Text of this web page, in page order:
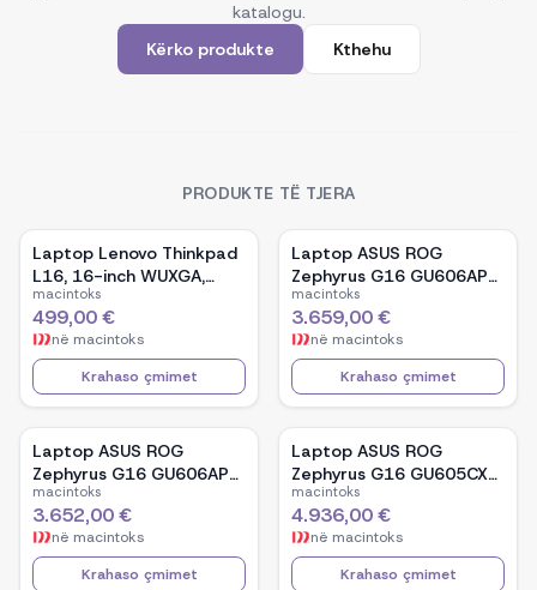
katalogu.
Kërko produkte
Kthehu
PRODUKTE TË TJERA
Laptop Lenovo Thinkpad
L16, 16-inch WUXGA,
AMD Ryzen 5 Pro-7535U,
16GB Ram DDR5, 512GB
SSD - Black
macintoks
499,00 €
në macintoks
Krahaso çmimet
Laptop ASUS ROG
Zephyrus G16 GU606AP-
TB039W, 16-inch OLED,
Intel Core Ultra 9 386H,
NVIDIA GeForce RTX
5070, 32GB RAM, 1TB
SSD, Windows 11 - White
macintoks
3.659,00 €
në macintoks
Krahaso çmimet
Laptop ASUS ROG
Zephyrus G16 GU606AP-
TB041W, 16-inch OLED,
Intel Core Ultra 9 386H,
NVIDIA GeForce RTX
5070, 32GB RAM, 1TB
macintoks
3.652,00 €
në macintoks
Krahaso çmimet
Laptop ASUS ROG
Zephyrus G16 GU605CX-
QR106W, 16-inch WQXGA
OLED, Intel Core Ultra 9
285H, NVIDIA GeForce
RTX 5090, 32GB RAM,
macintoks
4.936,00 €
në macintoks
Krahaso çmimet